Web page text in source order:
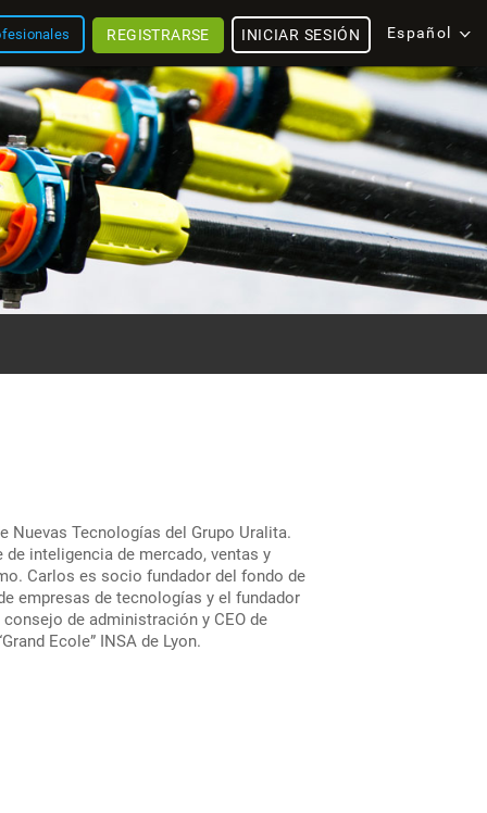
Español
INICIAR SESIÓN
REGISTRARSE
Nuevas Tecnologías del Grupo Uralita.
inteligencia de mercado, ventas y
Carlos es socio fundador del fondo de
empresas de tecnologías y el fundador
de administración y CEO de
Ecole” INSA de Lyon.